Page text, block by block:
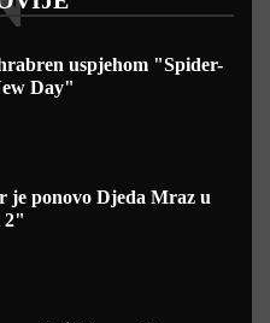
uspjehom "Spider-
Day"
je ponovo Djeda Mraz u
2"